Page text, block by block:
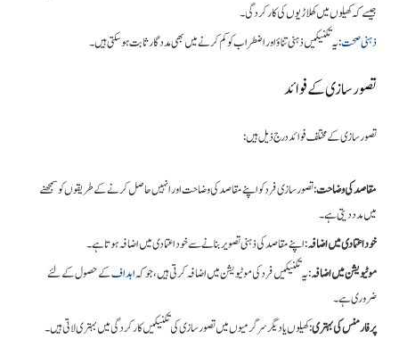
جیسے کہ کھیلوں میں کھلاڑیوں کی کارکردگی۔
ذہنی صحت: یہ تکنیکیں ذہنی تناؤ اور اضطراب کو کم کرنے میں بھی مددگار ثابت ہو سکتی ہیں۔
تصور سازی کے فوائد
تصور سازی کے مختلف فوائد درج ذیل ہیں:
مقاصد کی وضاحت: تصور سازی فرد کو اپنے مقاصد کی وضاحت اور انہیں حاصل کرنے کے طریقوں کو سمجھنے
میں مدد دیتی ہے۔
خود اعتمادی میں اضافہ: اپنے مقاصد کی ذہنی تصویر بنانے سے خود اعتمادی میں اضافہ ہوتا ہے۔
موٹیویشن میں اضافہ: یہ تکنیکیں فرد کی موٹیویشن میں اضافہ کرتی ہیں، جو کہاہدافکے حصول کے لئے
ضروری ہے۔
پرفارمنس کی بہتری: کھیلوں یا دیگر سرگرمیوں میں تصور سازی کی تکنیکیں کارکردگی میں بہتری لاتی ہیں۔